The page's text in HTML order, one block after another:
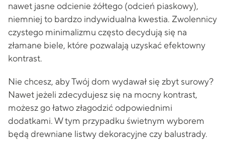
nawet jasne odcienie żółtego (odcień piaskowy),
niemniej to bardzo indywidualna kwestia. Zwolennicy
czystego minimalizmu często decydują się na
złamane biele, które pozwalają uzyskać efektowny
kontrast.
Nie chcesz, aby Twój dom wydawał się zbyt surowy?
Nawet jeżeli zdecydujesz się na mocny kontrast,
możesz go łatwo złagodzić odpowiednimi
dodatkami. W tym przypadku świetnym wyborem
będą drewniane listwy dekoracyjne czy balustrady.